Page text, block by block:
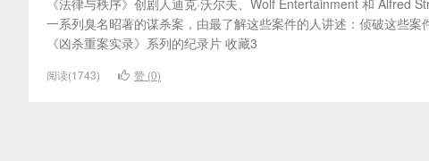
《法律与秩序》创剧人迪克·沃尔夫、Wolf Entertainment 和 Alfred
一系列臭名昭著的谋杀案，由最了解这些案件的人讲述：侦破这些
《凶杀重案实录》系列的纪录片 收藏3
阅读(1743) 赞 (0)